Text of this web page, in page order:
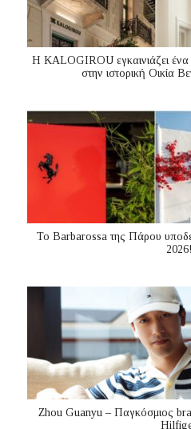
Η KALOGIROU εγκαινιάζει
στην ιστορική Οικία
Το Barbarossa της Πάρου
2026!
Zhou Guanyu – Παγκόσμιος